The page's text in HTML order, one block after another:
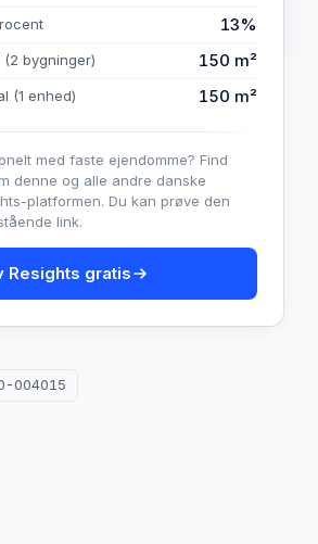
004015
13%
(2 bygninger) 150 m²
(1 enhed) 150 m²
med faste ejendomme? Find
denne og alle andre danske
platformen. Du kan prøve den
link.
Resights gratis